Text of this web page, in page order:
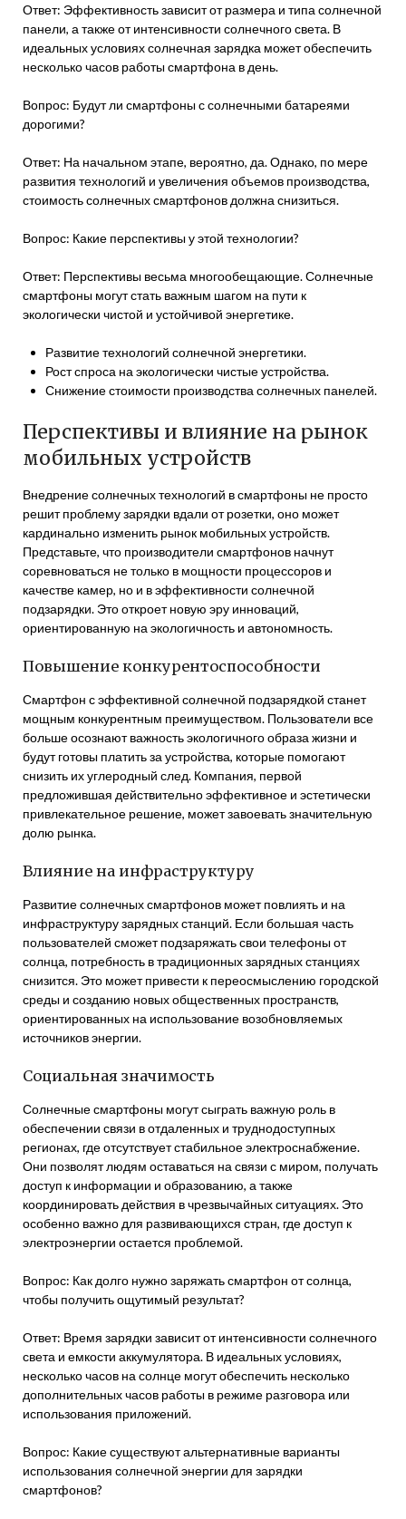
Ответ: Эффективность зависит от размера и типа солнечной
панели, а также от интенсивности солнечного света. В
идеальных условиях солнечная зарядка может обеспечить
несколько часов работы смартфона в день.
Вопрос: Будут ли смартфоны с солнечными батареями
дорогими?
Ответ: На начальном этапе, вероятно, да. Однако, по мере
развития технологий и увеличения объемов производства,
стоимость солнечных смартфонов должна снизиться.
Вопрос: Какие перспективы у этой технологии?
Ответ: Перспективы весьма многообещающие. Солнечные
смартфоны могут стать важным шагом на пути к
экологически чистой и устойчивой энергетике.
Развитие технологий солнечной энергетики.
Рост спроса на экологически чистые устройства.
Снижение стоимости производства солнечных панелей.
Перспективы и влияние на рынок
мобильных устройств
Внедрение солнечных технологий в смартфоны не просто
решит проблему зарядки вдали от розетки, оно может
кардинально изменить рынок мобильных устройств.
Представьте, что производители смартфонов начнут
соревноваться не только в мощности процессоров и
качестве камер, но и в эффективности солнечной
подзарядки. Это откроет новую эру инноваций,
ориентированную на экологичность и автономность.
Повышение конкурентоспособности
Смартфон с эффективной солнечной подзарядкой станет
мощным конкурентным преимуществом. Пользователи все
больше осознают важность экологичного образа жизни и
будут готовы платить за устройства, которые помогают
снизить их углеродный след. Компания, первой
предложившая действительно эффективное и эстетически
привлекательное решение, может завоевать значительную
долю рынка.
Влияние на инфраструктуру
Развитие солнечных смартфонов может повлиять и на
инфраструктуру зарядных станций. Если большая часть
пользователей сможет подзаряжать свои телефоны от
солнца, потребность в традиционных зарядных станциях
снизится. Это может привести к переосмыслению городской
среды и созданию новых общественных пространств,
ориентированных на использование возобновляемых
источников энергии.
Социальная значимость
Солнечные смартфоны могут сыграть важную роль в
обеспечении связи в отдаленных и труднодоступных
регионах, где отсутствует стабильное электроснабжение.
Они позволят людям оставаться на связи с миром, получать
доступ к информации и образованию, а также
координировать действия в чрезвычайных ситуациях. Это
особенно важно для развивающихся стран, где доступ к
электроэнергии остается проблемой.
Вопрос: Как долго нужно заряжать смартфон от солнца,
чтобы получить ощутимый результат?
Ответ: Время зарядки зависит от интенсивности солнечного
света и емкости аккумулятора. В идеальных условиях,
несколько часов на солнце могут обеспечить несколько
дополнительных часов работы в режиме разговора или
использования приложений.
Вопрос: Какие существуют альтернативные варианты
использования солнечной энергии для зарядки
смартфонов?